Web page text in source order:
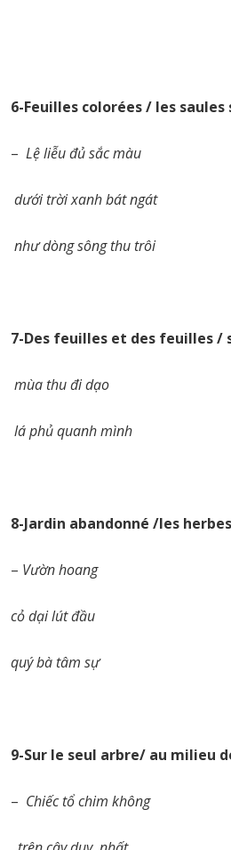
6-Feuilles colorées / les
– Lệ liễu đủ sắc màu
dưới trời xanh bát ngát
như dòng sông thu trôi
7-Des feuilles et des feuilles
mùa thu đi dạo
lá phủ quanh mình
8-Jardin abandonné /les
– Vườn hoang
cỏ dại lút đầu
quý bà tâm sự
9-Sur le seul arbre/ au milieu
– Chiếc tổ chim không